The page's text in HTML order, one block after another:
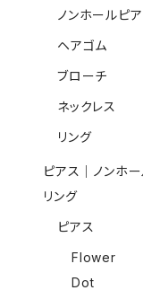
ノンホールピ
ヘアゴム
ブローチ
ネックレス
リング
ピアス｜ノンホ
リング
ピアス
Flower
Dot